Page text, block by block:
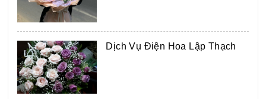
Dịch Vụ Điện Hoa Lập Thạch